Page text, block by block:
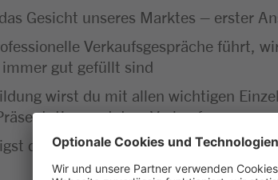
Gesicht unseres Marktes – erster
Verkaufsgespräche führt,
immer gut gefüllt sind
wirst du mit allen wichtigen
und dem Verkauf
du vollen Einsatz – vom Kassieren